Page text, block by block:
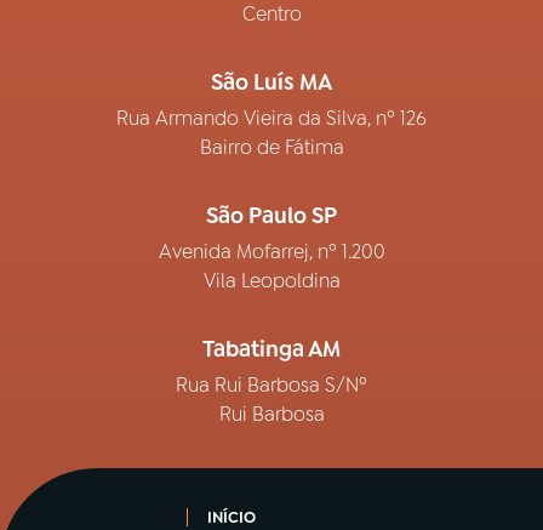
Centro
São Luís MA
Rua Armando Vieira da Silva, nº 126
Bairro de Fátima
São Paulo SP
Avenida Mofarrej, nº 1.200
Vila Leopoldina
Tabatinga AM
Rua Rui Barbosa S/Nº
Rui Barbosa
INÍCIO